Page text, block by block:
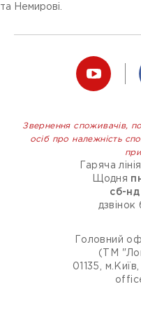
та Немирові.
Звернення споживачів,
осіб про належність
Гаряча лінія
Щодня
сб-
Головний
(ТМ
01135,